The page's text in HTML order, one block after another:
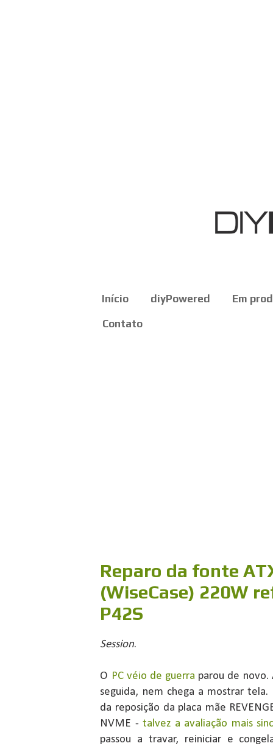
Início diyPowered Em
Contato
Reparo da fonte
(WiseCase) 220W
P42S
Session.
O PC véio de guerra parou de novo.
seguida, nem chega a mostrar
da reposição da placa mãe
NVME -talvez a avaliação mais
passou a travar, reiniciar e